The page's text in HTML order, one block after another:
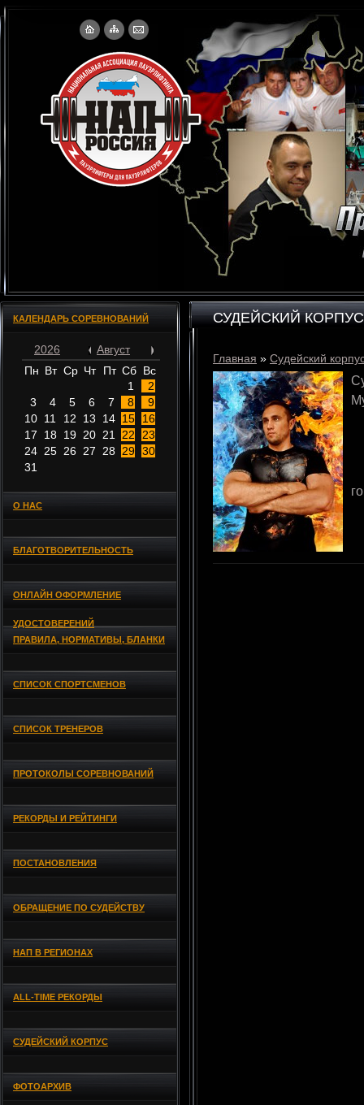
КАЛЕНДАРЬ СОРЕВНОВАНИЙ
2026
Август
Пн Вт Ср Чт Пт Сб Вс
1
2
3
4 5 6 7 8
9
10 11 12 13 14 15
16
17
18 19 20 21 22
23
24 25 26 27 28 29 30
31
О НАС
БЛАГОТВОРИТЕЛЬНОСТЬ
ОНЛАЙН ОФОРМЛЕНИЕ
УДОСТОВЕРЕНИЙ
ПРАВИЛА, НОРМАТИВЫ, БЛАНКИ
СПИСОК СПОРТСМЕНОВ
СПИСОК ТРЕНЕРОВ
ПРОТОКОЛЫ СОРЕВНОВАНИЙ
РЕКОРДЫ И РЕЙТИНГИ
ПОСТАНОВЛЕНИЯ
ОБРАЩЕНИЕ ПО СУДЕЙСТВУ
НАП В РЕГИОНАХ
ALL-TIME РЕКОРДЫ
СУДЕЙСКИЙ КОРПУС
ФОТОАРХИВ
СУДЕЙСКИЙ КОРПУС
Главная » Судейский